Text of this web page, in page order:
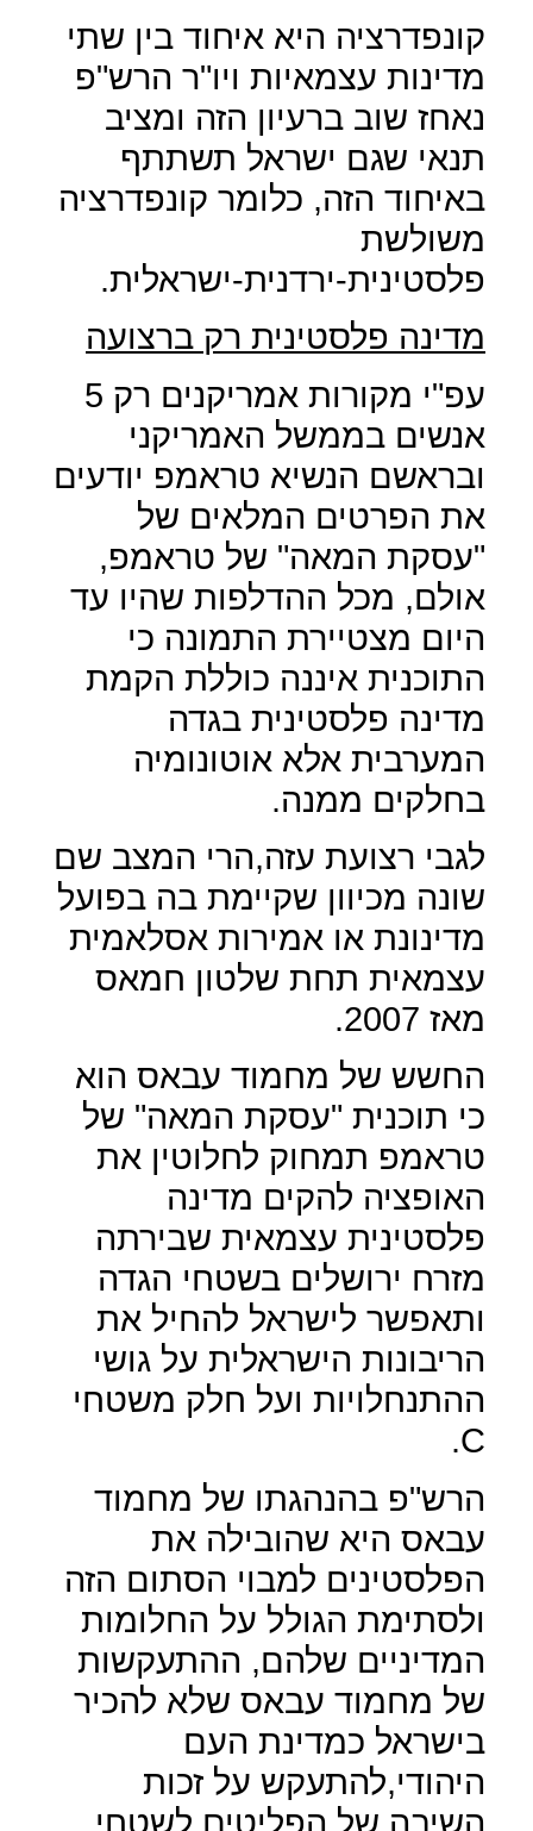
קונפדרציה היא איחוד בין שתי
מדינות עצמאיות ויו"ר הרש"פ
נאחז שוב ברעיון הזה ומציב
תנאי שגם ישראל תשתתף
באיחוד הזה, כלומר קונפדרציה
משולשת
פלסטינית-ירדנית-ישראלית.
מדינה פלסטינית רק ברצועה
עפ"י מקורות אמריקנים רק 5
אנשים בממשל האמריקני
ובראשם הנשיא טראמפ יודעים
את הפרטים המלאים של
"עסקת המאה" של טראמפ,
אולם, מכל ההדלפות שהיו עד
היום מצטיירת התמונה כי
התוכנית איננה כוללת הקמת
מדינה פלסטינית בגדה
המערבית אלא אוטונומיה
בחלקים ממנה.
לגבי רצועת עזה,הרי המצב שם
שונה מכיוון שקיימת בה בפועל
מדינונת או אמירות אסלאמית
עצמאית תחת שלטון חמאס
מאז 2007.
החשש של מחמוד עבאס הוא
כי תוכנית "עסקת המאה" של
טראמפ תמחוק לחלוטין את
האופציה להקים מדינה
פלסטינית עצמאית שבירתה
מזרח ירושלים בשטחי הגדה
ותאפשר לישראל להחיל את
הריבונות הישראלית על גושי
ההתנחלויות ועל חלק משטחי
C
.
הרש"פ בהנהגתו של מחמוד
עבאס היא שהובילה את
הפלסטינים למבוי הסתום הזה
ולסתימת הגולל על החלומות
המדיניים שלהם, ההתעקשות
של מחמוד עבאס שלא להכיר
בישראל כמדינת העם
היהודי,להתעקש על זכות
השיבה של הפליטים לשטחי